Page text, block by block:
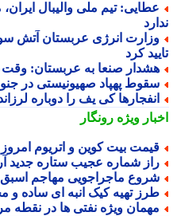
تیم ملی والیبال ایران،
انرژی عربستان آتش سوزی
کرد
صنعا به عربستان: وقت تلف
پهپاد صهیونیستی در جنوب
کی یف را دوباره لرزاند
ویژهرونگار
بیت کوین و اتریوم امروز یکشنبه 18
شماره عجیب ستاره جدید
ماجراجویی مهاجم اسبق
تهیه کیک انبه ای ساده و
ویژه نفتی ها در نقطه